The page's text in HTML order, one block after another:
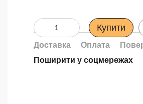
Купити
Доставка Оплата
Поширити у соцмережах